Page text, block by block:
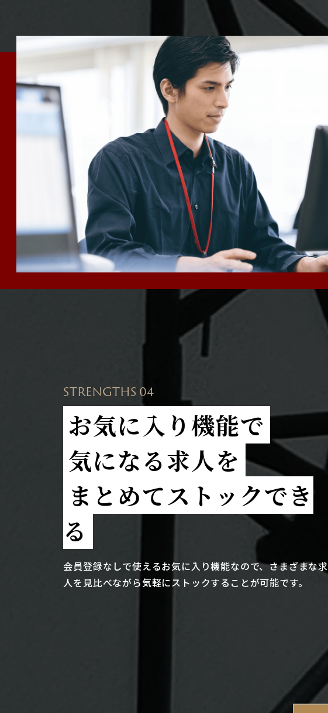
STRENGTHS 04
お気に入り機能で
気になる求人を
まとめてストックでき
る
会員登録なしで使えるお気に入り機能なので、さまざまな求
人を見比べながら気軽にストックすることが可能です。